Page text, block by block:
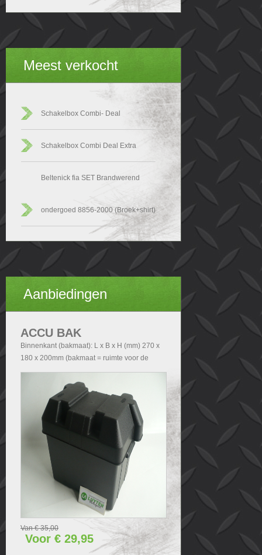
Meest verkocht
Schakelbox Combi- Deal
Schakelbox Combi Deal Extra
Beltenick fia SET Brandwerend
ondergoed 8856-2000 (Broek+shirt)
Aanbiedingen
ACCU BAK
Binnenkant (bakmaat): L x B x H (mm) 270 x
180 x 200mm (bakmaat = ruimte voor de
accu). Buitenkant (Totale afmetingen accubak
exclusief deksel): - Zonder handvatten L x B x
H (mm) 290x200x210 - Met handvatten L x B
x H (mm) 340x200x210. Buitenkant (Totale
afmetingen accubak inclusief deksel): L x B x
H (mm) 340x240x280.
Van € 35,00
Voor € 29,95